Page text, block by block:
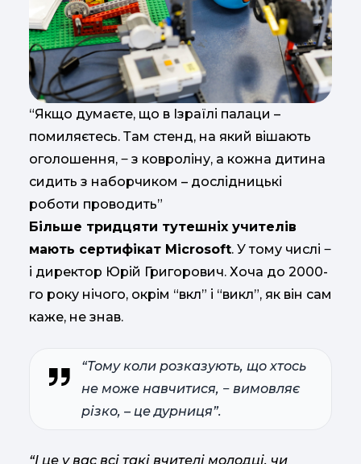
“Якщо думаєте, що в Ізраїлі палаци –
помиляєтесь. Там стенд, на який вішають
оголошення, ‒ з ковроліну, а кожна дитина
сидить з наборчиком – дослідницькі
роботи проводить”
Більше тридцяти тутешніх учителів
мають сертифікат Microsoft. У тому числі ‒
і директор Юрій Григорович. Хоча до 2000-
го року нічого, окрім “вкл” і “викл”, як він сам
каже, не знав.
“Тому коли розказують, що хтось
не може навчитися, ‒ вимовляє
різко, – це дурниця”.
“І це у вас всі такі вчителі молодці, чи